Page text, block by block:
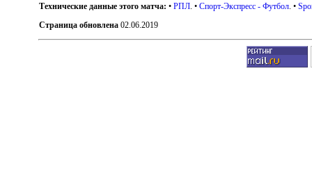
Технические данные этого матча: •РПЛ . •Спорт-Экспресс - Футбол . •
Страница обновлена 02.06.2019